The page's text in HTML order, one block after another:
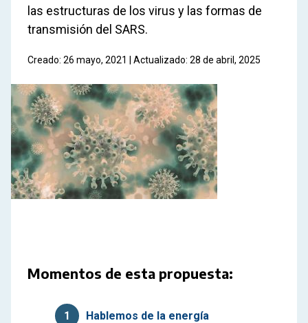
las estructuras de los virus y las formas de
transmisión del SARS.
Creado: 26 mayo, 2021 | Actualizado: 28 de abril, 2025
Momentos de esta propuesta:
1 Hablemos de la energía